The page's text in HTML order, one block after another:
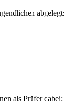
abgelegt:
als Prüfer dabei: